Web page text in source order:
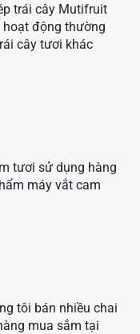
trái cây Mutifruit
động thường
cây tươi khác
tươi sử dụng hàng
máy vắt cam
tôi bán nhiều chai
mua sắm tại